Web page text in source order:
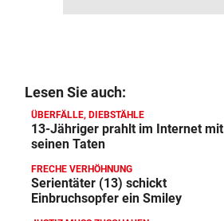
Lesen Sie auch:
ÜBERFÄLLE, DIEBSTÄHLE
13-Jähriger prahlt im Internet mit
seinen Taten
FRECHE VERHÖHNUNG
Serientäter (13) schickt
Einbruchsopfer ein Smiley